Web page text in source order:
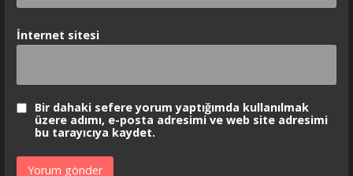
İnternet sitesi
Bir dahaki sefere yorum yaptığımda kullanılmak
üzere adımı, e-posta adresimi ve web site adresimi
bu tarayıcıya kaydet.